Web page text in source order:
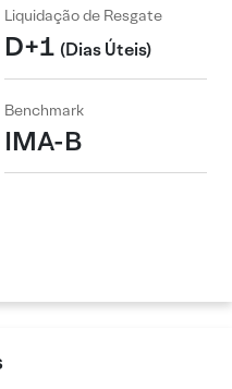
Liquidação de Resgate
D+1 (Dias Úteis)
Benchmark
IMA-B